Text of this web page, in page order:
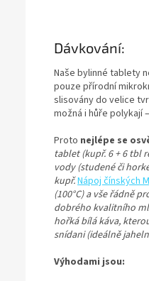
Dávkování:
Naše bylinné tablety
pouze přírodní
slisovány do velice
možná i hůře polykají
Proto nejlépe se
tablet (kupř. 6 + 6 tbl
vody (studené či
kupř.Nápoj čínských
(100°C) a vše řádně
dobrého kvalitního
hořká bílá káva,
snídani (ideálně
Výhodami jsou: